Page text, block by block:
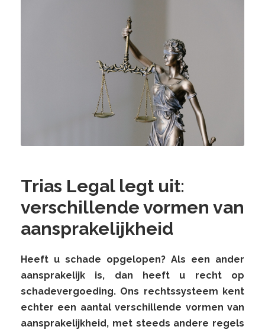
Trias Legal legt uit:
verschillende vormen van
aansprakelijkheid
Heeft u schade opgelopen? Als een ander
aansprakelijk is, dan heeft u recht op
schadevergoeding. Ons rechtssysteem kent
echter een aantal verschillende vormen van
aansprakelijkheid, met steeds andere regels